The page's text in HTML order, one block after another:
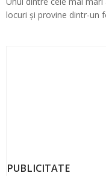
locuri și provine dintr-un
PUBLICITATE